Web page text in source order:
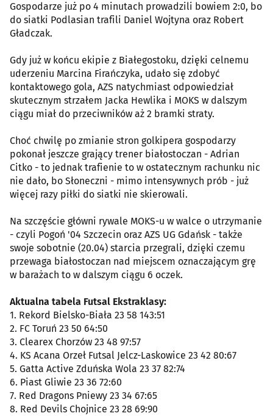
Gospodarze już po 4 minutach prowadzili bowiem 2:0, bo
do siatki Podlasian trafili Daniel Wojtyna oraz Robert
Gładczak.
Gdy już w końcu ekipie z Białegostoku, dzięki celnemu
uderzeniu Marcina Firańczyka, udało się zdobyć
kontaktowego gola, AZS natychmiast odpowiedział
skutecznym strzałem Jacka Hewlika i MOKS w dalszym
ciągu miał do przeciwników aż 2 bramki straty.
Choć chwilę po zmianie stron golkipera gospodarzy
pokonał jeszcze grający trener białostoczan - Adrian
Citko - to jednak trafienie to w ostatecznym rachunku nic
nie dało, bo Słoneczni - mimo intensywnych prób - już
więcej razy piłki do siatki nie skierowali.
Na szczęście główni rywale MOKS-u w walce o utrzymanie
- czyli Pogoń '04 Szczecin oraz AZS UG Gdańsk - także
swoje sobotnie (20.04) starcia przegrali, dzięki czemu
przewaga białostoczan nad miejscem oznaczającym grę
w barażach to w dalszym ciągu 6 oczek.
Aktualna tabela Futsal Ekstraklasy:
1. Rekord Bielsko-Biała 23 58 143:51
2. FC Toruń 23 50 64:50
3. Clearex Chorzów 23 48 97:57
4. KS Acana Orzeł Futsal Jelcz-Laskowice 23 42 80:67
5. Gatta Active Zduńska Wola 23 37 82:74
6. Piast Gliwie 23 36 72:60
7. Red Dragons Pniewy 23 34 67:65
8. Red Devils Chojnice 23 28 69:90